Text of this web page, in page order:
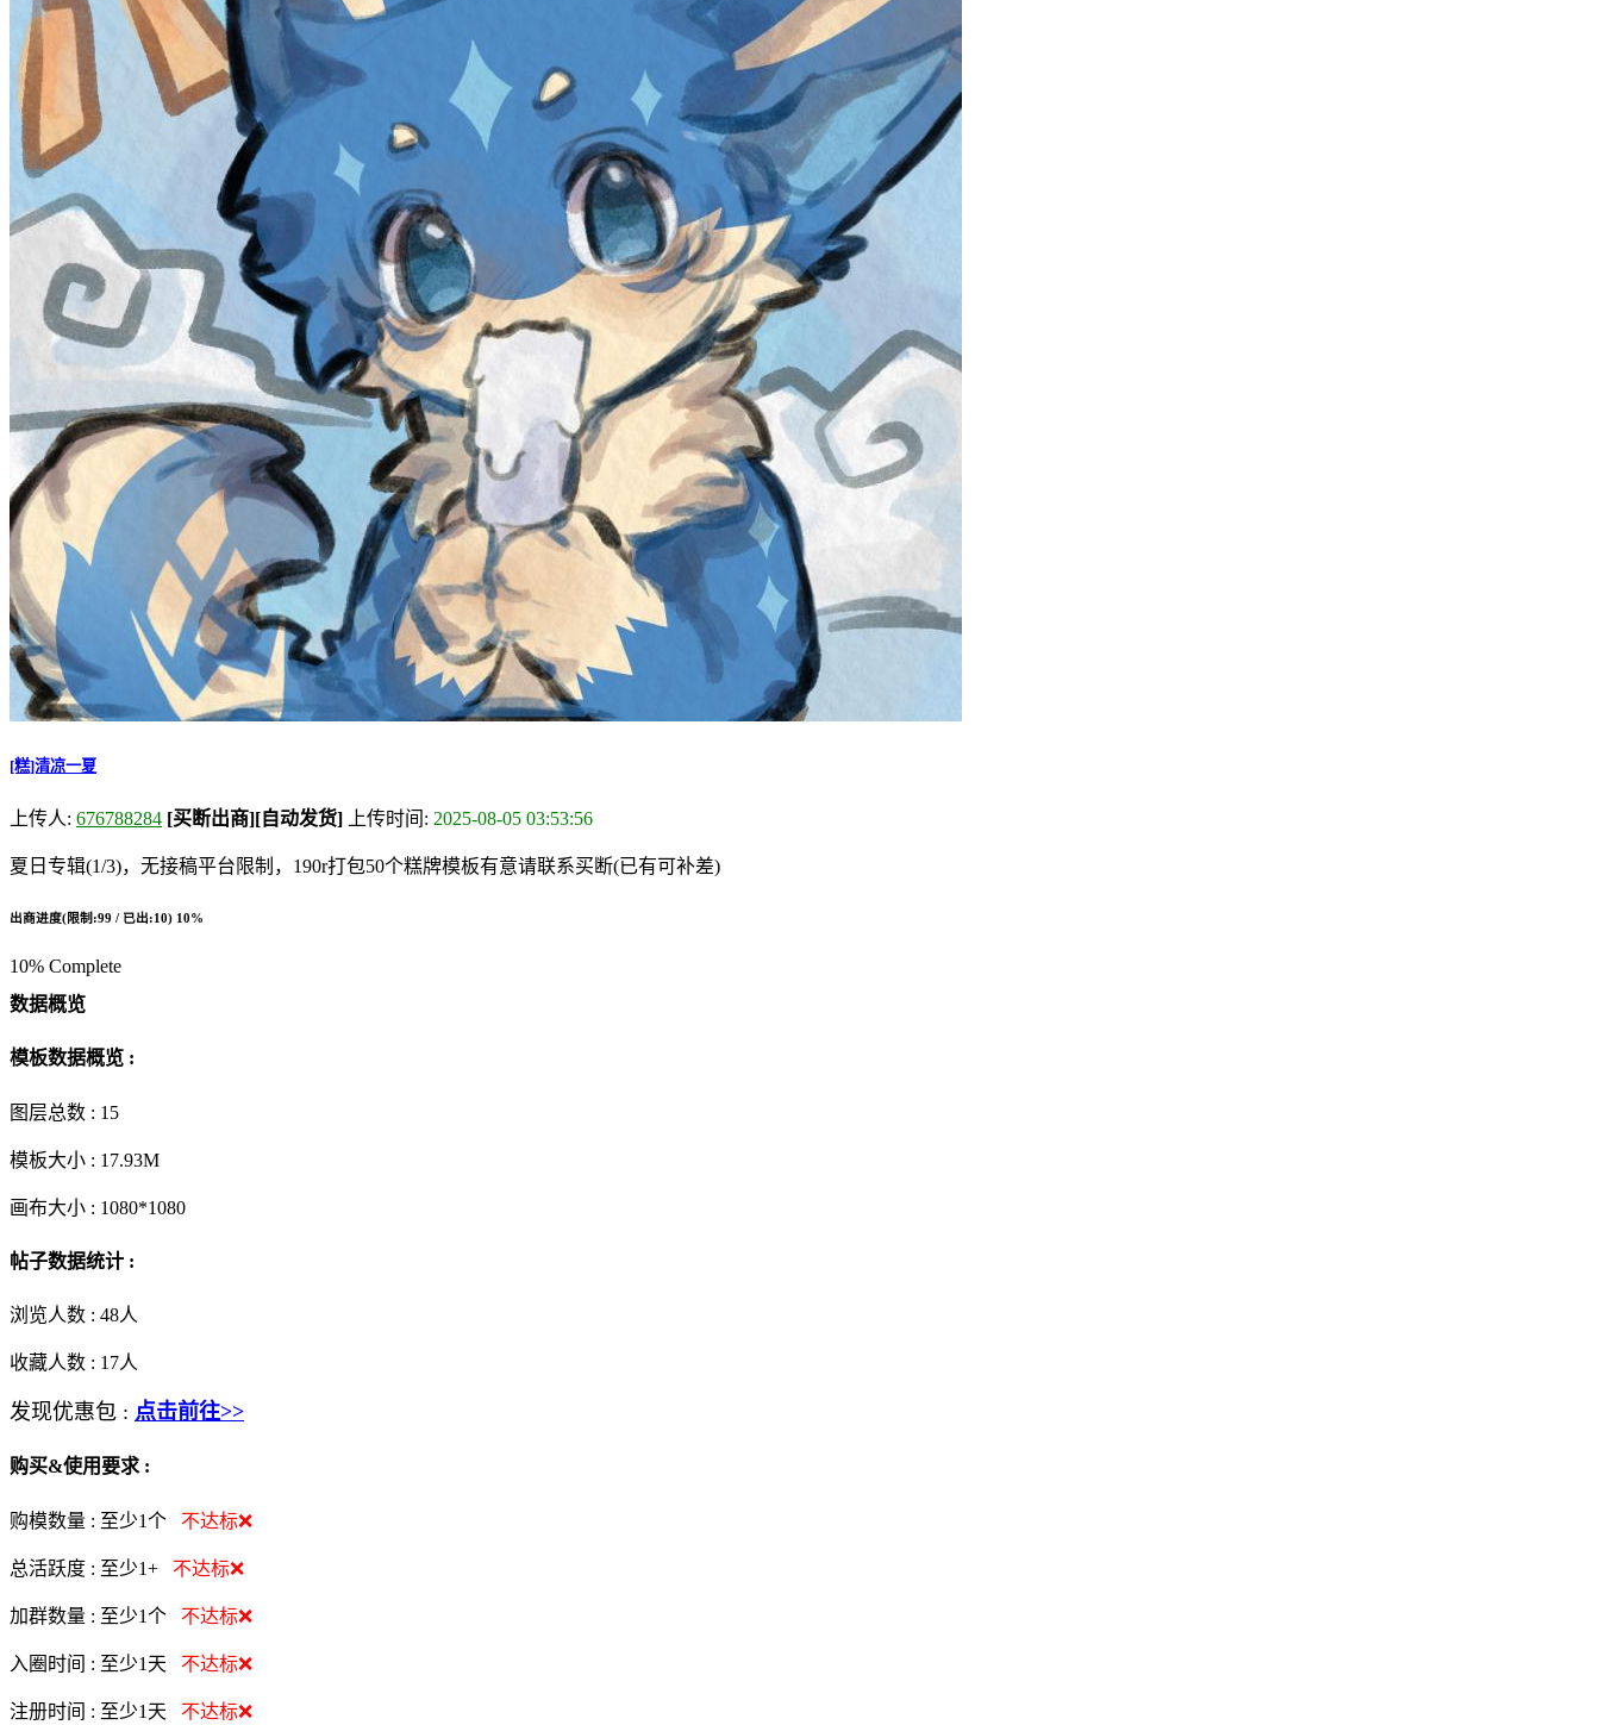
[糕]清凉一夏
上传人: 676788284 [买断出商][自动发货] 上传时间: 2025-08-05 03:53:56
夏日专辑(1/3)，无接稿平台限制，190r打包50个糕牌模板有意请联系买断(已有可补差)
出商进度(限制:99 / 已出:10) 10%
10% Complete
数据概览
模板数据概览 :
图层总数 : 15
模板大小 : 17.93M
画布大小 : 1080*1080
帖子数据统计 :
浏览人数 : 48人
收藏人数 : 17人
发现优惠包 : 点击前往>>
购买&使用要求 :
购模数量 : 至少1个 不达标❌
总活跃度 : 至少1+ 不达标❌
加群数量 : 至少1个 不达标❌
入圈时间 : 至少1天 不达标❌
注册时间 : 至少1天 不达标❌